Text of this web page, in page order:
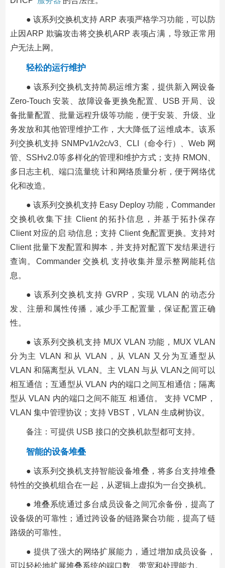
● 该系列交换机支持 ARP 表项严格学习功能，可以防
止因ARP 欺骗攻击将交换机ARP 表项占满，导致正常用
户无法上网。
轻松的运行维护
● 该系列交换机支持简易运维方案，提供新入网设备
Zero-Touch 安装、故障设备更换免配置、USB 开局、设
备批量配置、批量远程升级等功能，便于安装、升级、业
务发放和其他管理维护工作，大大降低了运维成本。该系
列交换机支持 SNMPv1/v2c/v3、CLI（命令行）、Web 网
管、SSHv2.0等多样化的管理和维护方式；支持 RMON、
多日志主机、端口流量统 计和网络质量分析，便于网络优
化和改造。
● 该系列交换机支持 Easy Deploy 功能，Commander
交换机收集下挂 Client 的拓扑信息，并基于拓扑保存
Client 对应的启 动信息；支持 Client 免配置更换。支持对
Client 批量下发配置和脚本，并支持对配置下发结果进行
查询。Commander 交换机 支持收集并显示整网能耗信
息。
● 该系列交换机支持 GVRP，实现 VLAN 的动态分
发、注册和属性传播，减少手工配置量，保证配置正确
性。
● 该系列交换机支持 MUX VLAN 功能，MUX VLAN
分为主 VLAN 和从 VLAN，从 VLAN 又分为互通型从
VLAN 和隔离型从 VLAN。主 VLAN 与从 VLAN之间可以
相互通信；互通型从 VLAN 内的端口之间互相通信；隔离
型从 VLAN 内的端口之间不能互 相通信。 支持 VCMP，
VLAN 集中管理协议；支持 VBST，VLAN 生成树协议。
备注：可提供 USB 接口的交换机款型都可支持。
智能的设备堆叠
● 该系列交换机支持智能设备堆叠，将多台支持堆叠
特性的交换机组合在一起，从逻辑上虚拟为一台交换机。
● 堆叠系统通过多台成员设备之间冗余备份，提高了
设备级的可靠性；通过跨设备的链路聚合功能，提高了链
路级的可靠性。
● 提供了强大的网络扩展能力，通过增加成员设备，
可以轻松地扩展堆叠系统的端口数、带宽和处理能力。